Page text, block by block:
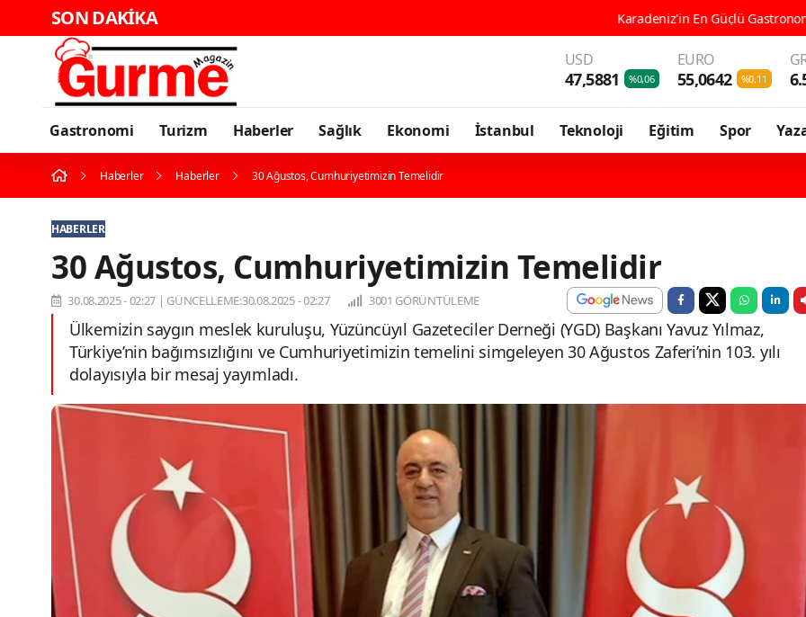
SON DAKİKA Karadeniz'in En Güçlü Gastronomi Kenti Ordu, 196
USD
47,5881 %0,06
EURO
55,0642 %0,11
Gastronomi Turizm Haberler Sağlık Ekonomi İstanbul Teknoloji Eğitim Spor
Haberler Haberler 30 Ağustos, Cumhuriyetimizin Temelidir
HABERLER
30 Ağustos, Cumhuriyetimizin Temelidir
30.08.2025 - 02:27 | GÜNCELLEME:30.08.2025 - 02:27 3001 GÖRÜNTÜLEME
Ülkemizin saygın meslek kuruluşu, Yüzüncüyıl Gazeteciler Derneği (YGD) Başkanı Yavuz Yılmaz,
Türkiye’nin bağımsızlığını ve Cumhuriyetimizin temelini simgeleyen 30 Ağustos Zaferi’nin 103. yılı
dolayısıyla bir mesaj yayımladı.